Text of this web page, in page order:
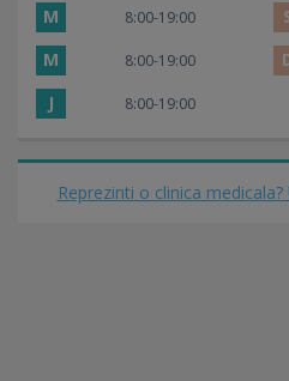
M 8:00-19:00
M 8:00-19:00
J 8:00-19:00
Reprezinti o clinica